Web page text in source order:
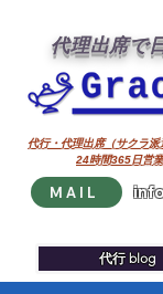
代理出席で
代行 blog
24時間365日営
代行・代理出席（サクラ
MAIL